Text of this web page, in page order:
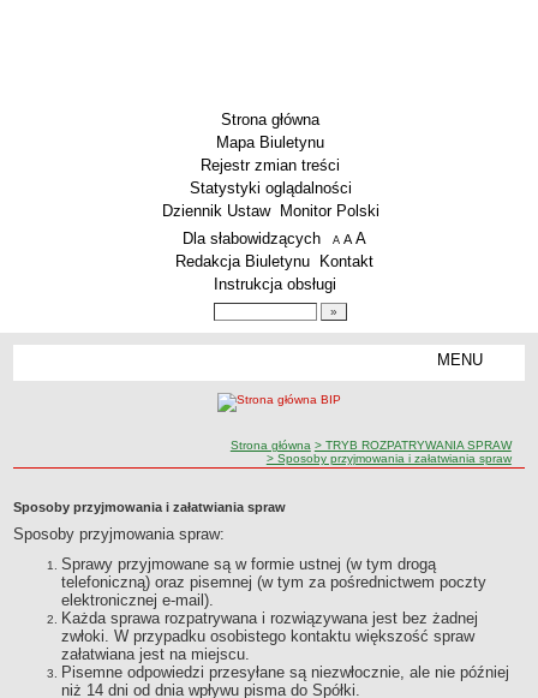
Strona główna
Mapa Biuletynu
Rejestr zmian treści
Statystyki oglądalności
Dziennik Ustaw
Monitor Polski
Menu dodatkowe
Dla słabowidzących A pomniejsz czcionkę
A standardowy rozmiar czcionki
A
Redakcja Biuletynu
Kontakt
Instrukcja obsługi
MENU
Przedmiot działalności wg. PKD
Godziny urzędowania
WŁADZE I STRUKTURA
Organy Spółki i ich kompetencje
Struktura własnościowa
KOMUNIKATY
Informacje i komunikaty
Plany postępowań o UZP
ścieżka nawigacji
Strona główna > TRYB ROZPATRYWANIA SPRAW
> Sposoby przyjmowania i załatwiania spraw
Sposoby przyjmowania i załatwiania spraw
Sposoby przyjmowania spraw:
Sprawy przyjmowane są w formie ustnej (w tym drogą
telefoniczną) oraz pisemnej (w tym za pośrednictwem poczty
elektronicznej e-mail).
Każda sprawa rozpatrywana i rozwiązywana jest bez żadnej
zwłoki. W przypadku osobistego kontaktu większość spraw
załatwiana jest na miejscu.
Pisemne odpowiedzi przesyłane są niezwłocznie, ale nie później
niż 14 dni od dnia wpływu pisma do Spółki.